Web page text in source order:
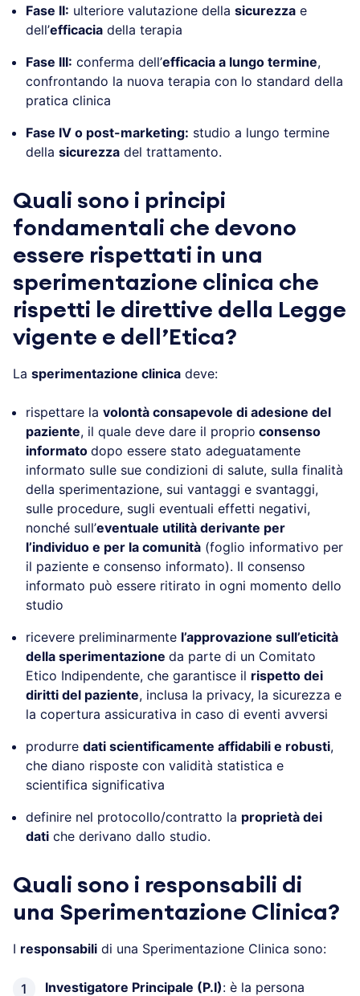
Fase II: ulteriore valutazione della sicurezza e
dell’efficacia della terapia
Fase III: conferma dell’efficacia a lungo termine,
confrontando la nuova terapia con lo standard della
pratica clinica
Fase IV o post-marketing: studio a lungo termine
della sicurezza del trattamento.
Quali sono i principi
fondamentali che devono
essere rispettati in una
sperimentazione clinica che
rispetti le direttive della Legge
vigente e dell’Etica?
La sperimentazione clinica deve:
rispettare la volontà consapevole di adesione del
paziente, il quale deve dare il proprio consenso
informato dopo essere stato adeguatamente
informato sulle sue condizioni di salute, sulla finalità
della sperimentazione, sui vantaggi e svantaggi,
sulle procedure, sugli eventuali effetti negativi,
nonché sull’eventuale utilità derivante per
l’individuo e per la comunità (foglio informativo per
il paziente e consenso informato). Il consenso
informato può essere ritirato in ogni momento dello
studio
ricevere preliminarmente l’approvazione sull’eticità
della sperimentazione da parte di un Comitato
Etico Indipendente, che garantisce il rispetto dei
diritti del paziente, inclusa la privacy, la sicurezza e
la copertura assicurativa in caso di eventi avversi
produrre dati scientificamente affidabili e robusti,
che diano risposte con validità statistica e
scientifica significativa
definire nel protocollo/contratto la proprietà dei
dati che derivano dallo studio.
Quali sono i responsabili di
una Sperimentazione Clinica?
I responsabili di una Sperimentazione Clinica sono:
Investigatore Principale (P.I): è la persona